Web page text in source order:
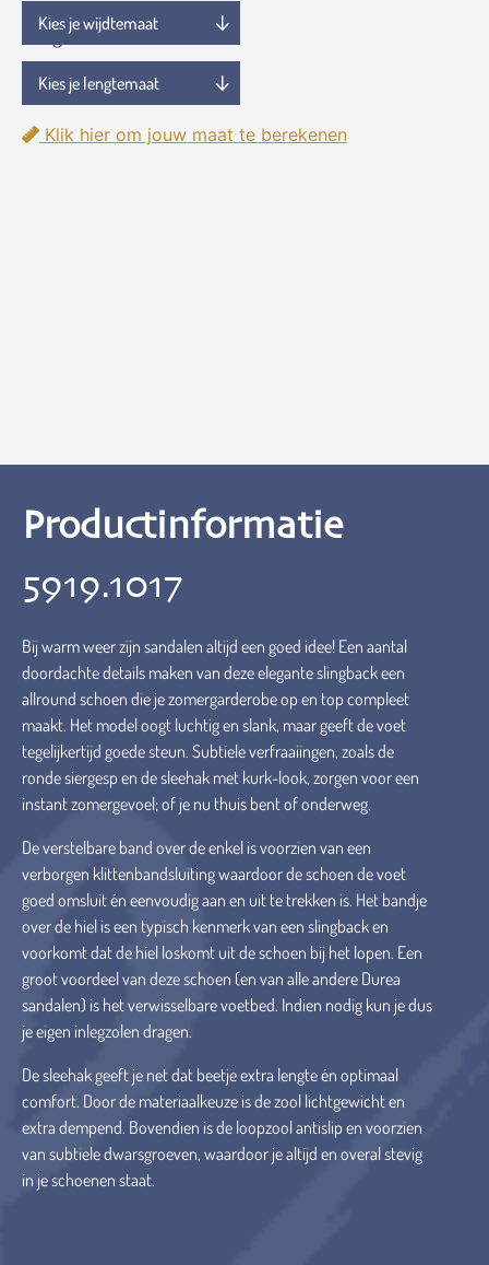
Lengtemaat
Klik hier om jouw maat te berekenen
Productinformatie
5919.1017
Bij warm weer zijn sandalen altijd een goed idee! Een aantal
doordachte details maken van deze elegante slingback een
allround schoen die je zomergarderobe op en top compleet
maakt. Het model oogt luchtig en slank, maar geeft de voet
tegelijkertijd goede steun. Subtiele verfraaiingen, zoals de
ronde siergesp en de sleehak met kurk-look, zorgen voor een
instant zomergevoel; of je nu thuis bent of onderweg.
De verstelbare band over de enkel is voorzien van een
verborgen klittenbandsluiting waardoor de schoen de voet
goed omsluit én eenvoudig aan en uit te trekken is. Het bandje
over de hiel is een typisch kenmerk van een slingback en
voorkomt dat de hiel loskomt uit de schoen bij het lopen. Een
groot voordeel van deze schoen (en van alle andere Durea
sandalen) is het verwisselbare voetbed. Indien nodig kun je dus
je eigen inlegzolen dragen.
De sleehak geeft je net dat beetje extra lengte én optimaal
comfort. Door de materiaalkeuze is de zool lichtgewicht en
extra dempend. Bovendien is de loopzool antislip en voorzien
van subtiele dwarsgroeven, waardoor je altijd en overal stevig
in je schoenen staat.